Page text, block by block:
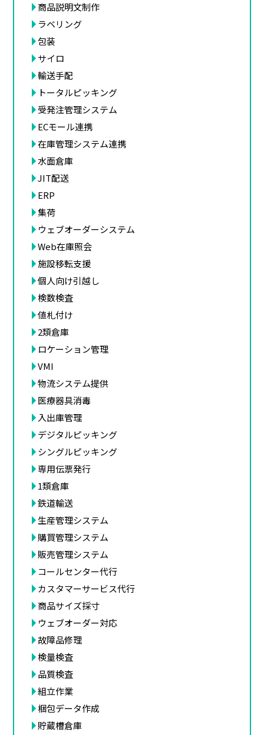
商品説明文制作
ラベリング
包装
サイロ
輸送手配
トータルピッキング
受発注管理システム
ECモール連携
在庫管理システム連携
水面倉庫
JIT配送
ERP
集荷
ウェブオーダーシステム
Web在庫照会
施設移転支援
個人向け引越し
検数検査
値札付け
2類倉庫
ロケーション管理
VMI
物流システム提供
医療器具消毒
入出庫管理
デジタルピッキング
シングルピッキング
専用伝票発行
1類倉庫
鉄道輸送
生産管理システム
購買管理システム
販売管理システム
コールセンター代行
カスタマーサービス代行
商品サイズ採寸
ウェブオーダー対応
故障品修理
検量検査
品質検査
組立作業
梱包データ作成
貯蔵槽倉庫